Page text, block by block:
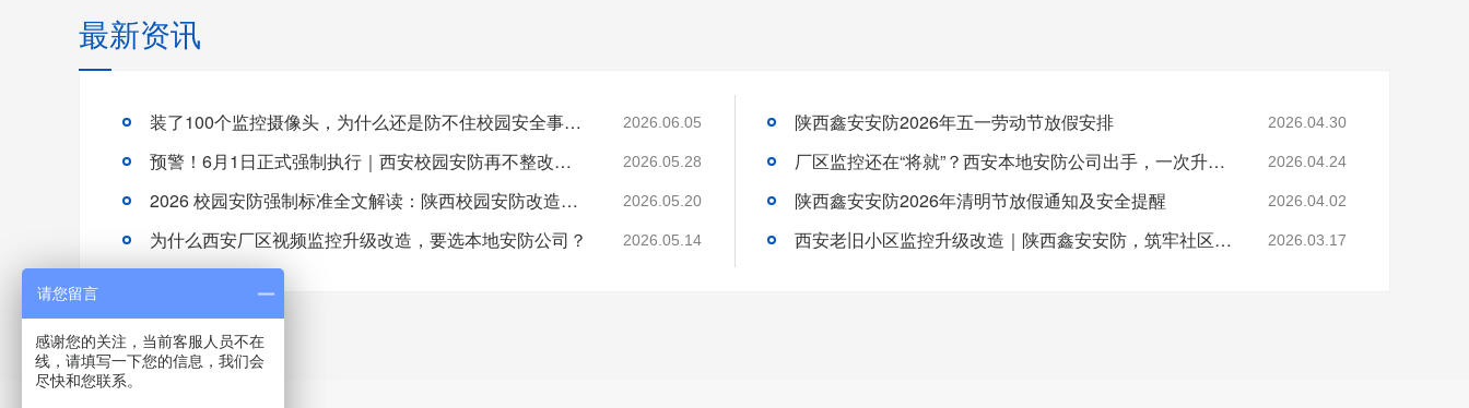
最新资讯
装了100个监控摄像头，为什么还是防不住校园安全事件？ 2026.06.05
预警！6月1日正式强制执行｜西安校园安防再不整改将直接问责 2026.05.28
2026 校园安防强制标准全文解读：陕西校园安防改造指南 2026.05.20
为什么西安厂区视频监控升级改造，要选本地安防公司？ 2026.05.14
陕西鑫安安防2026年五一劳动节放假安排 2026.04.30
厂区监控还在“将就”？西安本地安防公司出手，一次升级，告别隐患 2026.04.24
陕西鑫安安防2026年清明节放假通知及安全提醒 2026.04.02
西安老旧小区监控升级改造｜陕西鑫安安防，筑牢社区安全防线 2026.03.17
请您留言
感谢您的关注，当前客服人员不在
线，请填写一下您的信息，我们会
尽快和您联系。